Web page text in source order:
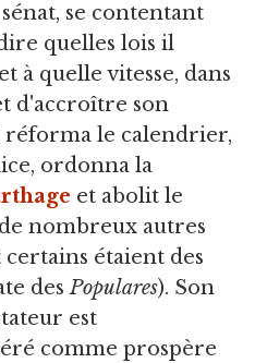
se contentant
quelles lois il
à quelle vitesse, dans
d'accroître son
le calendrier,
ordonna la
et abolit le
nombreux autres
étaient des
desPopulares). Son
est
comme prospère